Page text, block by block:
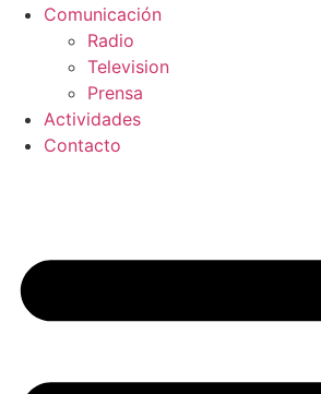
Comunicación
Radio
Television
Prensa
Actividades
Contacto